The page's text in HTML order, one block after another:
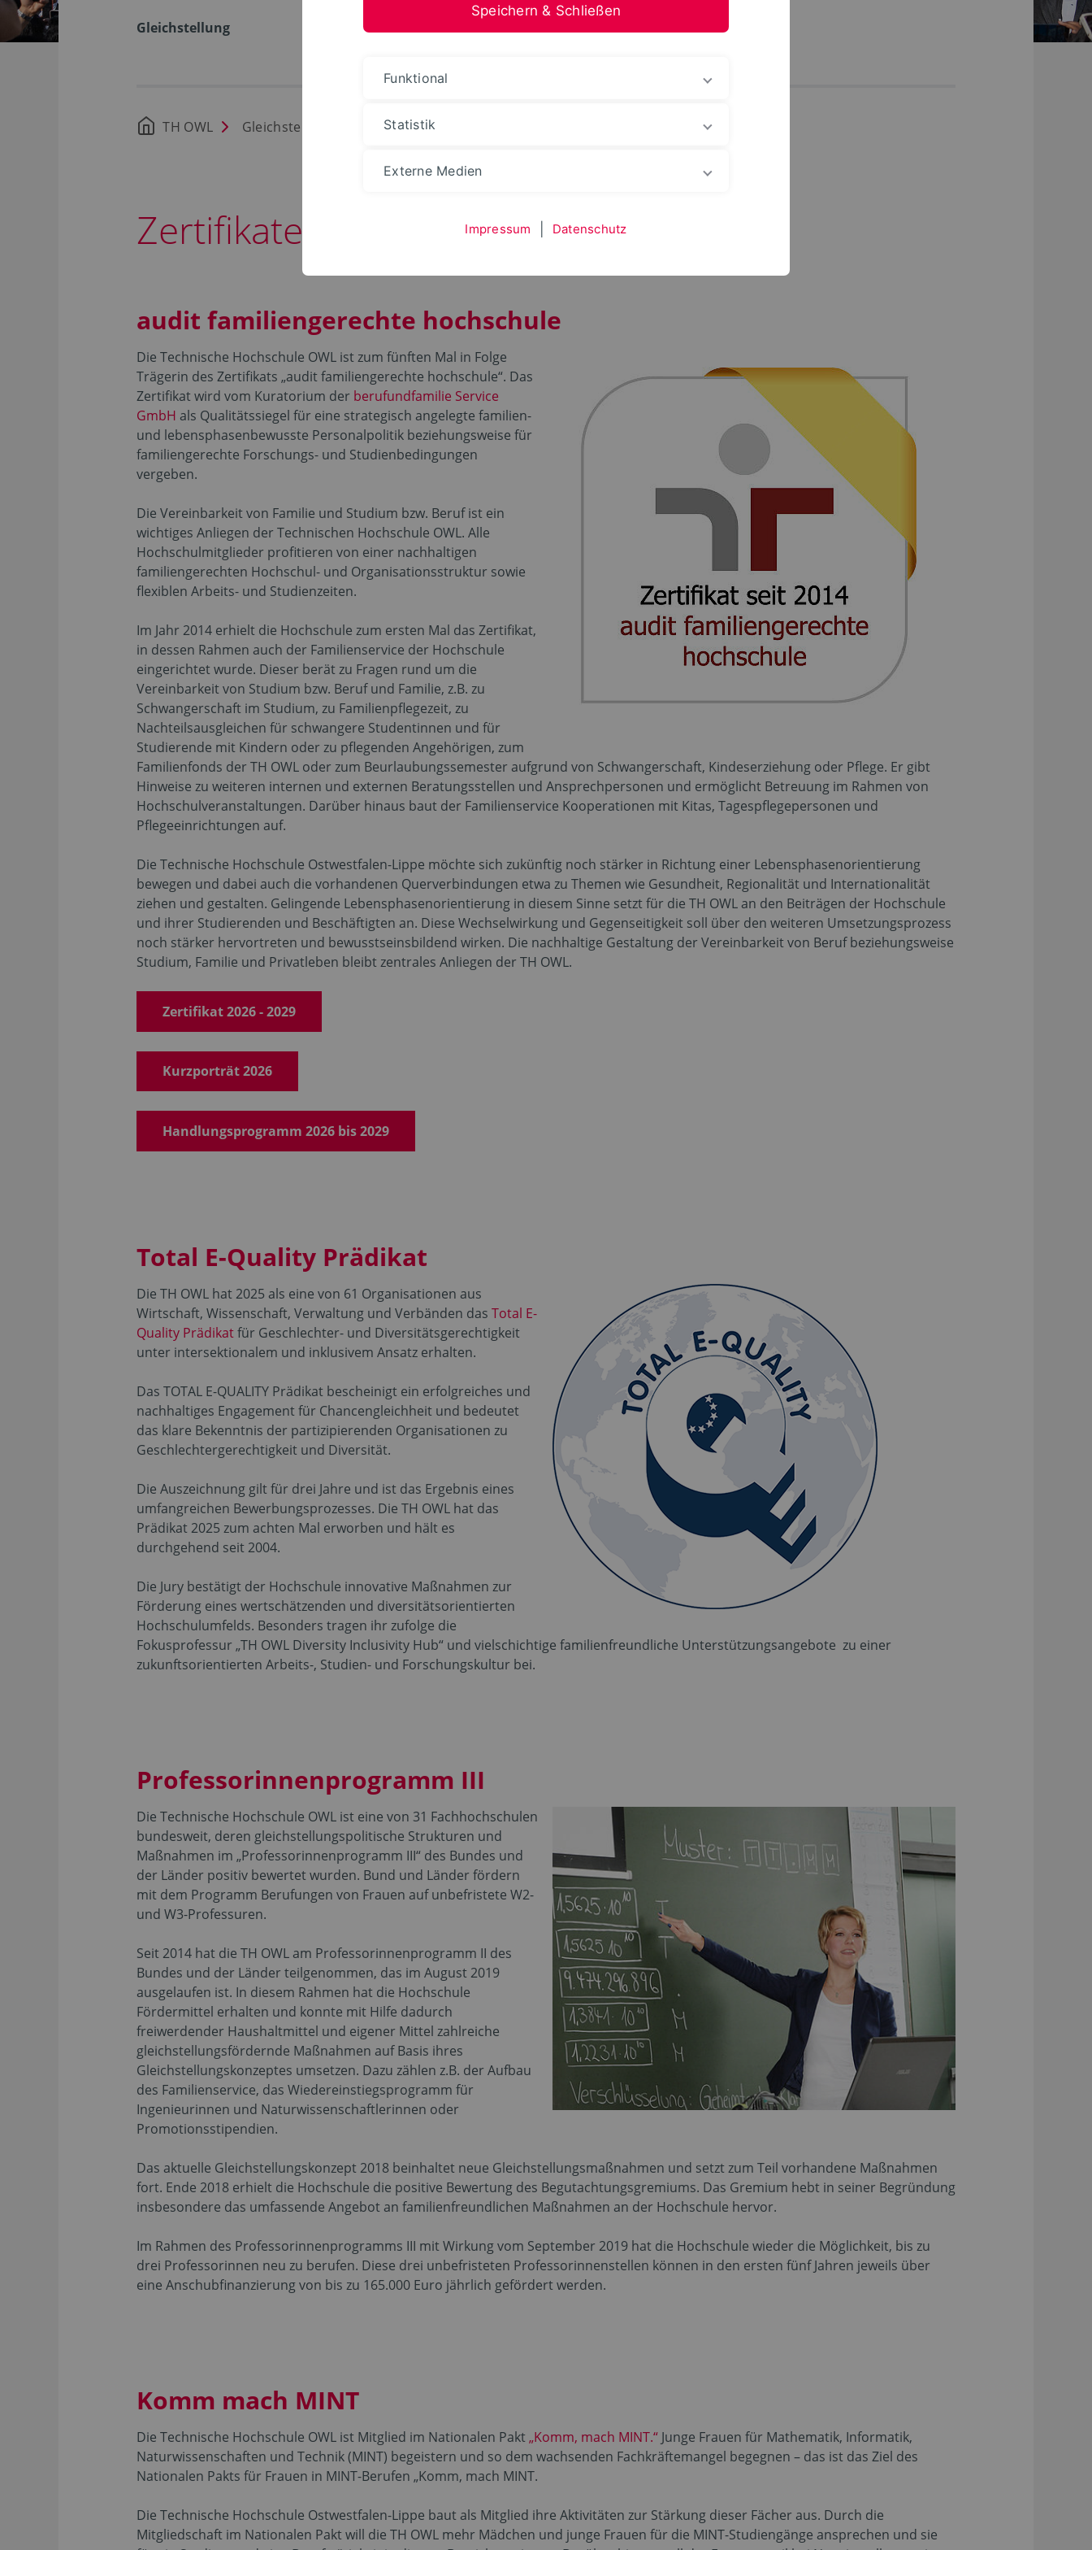
Gleichstellung
TH OWL Gleichstellung Zertifikate und Kooperationen
Zertifikate und Kooperationen
audit familiengerechte hochschule
Die Technische Hochschule OWL ist zum fünften Mal in Folge
Trägerin des Zertifikats „audit familiengerechte hochschule“. Das
Zertifikat wird vom Kuratorium der berufundfamilie Service
GmbH als Qualitätssiegel für eine strategisch angelegte familien-
und lebensphasenbewusste Personalpolitik beziehungsweise für
familiengerechte Forschungs- und Studienbedingungen
vergeben.
Die Vereinbarkeit von Familie und Studium bzw. Beruf ist ein
wichtiges Anliegen der Technischen Hochschule OWL. Alle
Hochschulmitglieder profitieren von einer nachhaltigen
familiengerechten Hochschul- und Organisationsstruktur sowie
flexiblen Arbeits- und Studienzeiten.
Im Jahr 2014 erhielt die Hochschule zum ersten Mal das Zertifikat,
in dessen Rahmen auch der Familienservice der Hochschule
eingerichtet wurde. Dieser berät zu Fragen rund um die
Vereinbarkeit von Studium bzw. Beruf und Familie, z.B. zu
Schwangerschaft im Studium, zu Familienpflegezeit, zu
Nachteilsausgleichen für schwangere Studentinnen und für
Studierende mit Kindern oder zu pflegenden Angehörigen, zum
Familienfonds der TH OWL oder zum Beurlaubungssemester aufgrund von Schwangerschaft, Kindeserziehung oder Pflege. Er gibt
Hinweise zu weiteren internen und externen Beratungsstellen und Ansprechpersonen und ermöglicht Betreuung im Rahmen von
Hochschulveranstaltungen. Darüber hinaus baut der Familienservice Kooperationen mit Kitas, Tagespflegepersonen und
Pflegeeinrichtungen auf.
Die Technische Hochschule Ostwestfalen-Lippe möchte sich zukünftig noch stärker in Richtung einer Lebensphasenorientierung
bewegen und dabei auch die vorhandenen Querverbindungen etwa zu Themen wie Gesundheit, Regionalität und Internationalität
ziehen und gestalten. Gelingende Lebensphasenorientierung in diesem Sinne setzt für die TH OWL an den Beiträgen der Hochschule
und ihrer Studierenden und Beschäftigten an. Diese Wechselwirkung und Gegenseitigkeit soll über den weiteren Umsetzungsprozess
noch stärker hervortreten und bewusstseinsbildend wirken. Die nachhaltige Gestaltung der Vereinbarkeit von Beruf beziehungsweise
Studium, Familie und Privatleben bleibt zentrales Anliegen der TH OWL.
Zertifikat 2026 - 2029
Kurzporträt 2026
Handlungsprogramm 2026 bis 2029
Total E-Quality Prädikat
Die TH OWL hat 2025 als eine von 61 Organisationen aus
Wirtschaft, Wissenschaft, Verwaltung und Verbänden das Total E-
Quality Prädikatfür Geschlechter- und Diversitätsgerechtigkeit
unter intersektionalem und inklusivem Ansatz erhalten.
Das TOTAL E-QUALITY Prädikat bescheinigt ein erfolgreiches und
nachhaltiges Engagement für Chancengleichheit und bedeutet
das klare Bekenntnis der partizipierenden Organisationen zu
Geschlechtergerechtigkeit und Diversität.
Die Auszeichnung gilt für drei Jahre und ist das Ergebnis eines
umfangreichen Bewerbungsprozesses. Die TH OWL hat das
Prädikat 2025 zum achten Mal erworben und hält es
durchgehend seit 2004.
Die Jury bestätigt der Hochschule innovative Maßnahmen zur
Förderung eines wertschätzenden und diversitätsorientierten
Hochschulumfelds. Besonders tragen ihr zufolge die
Fokusprofessur „TH OWL Diversity Inclusivity Hub“ und vielschichtige familienfreundliche Unterstützungsangebote zu einer
zukunftsorientierten Arbeits-, Studien- und Forschungskultur bei.
Professorinnenprogramm III
Die Technische Hochschule OWL ist eine von 31 Fachhochschulen
bundesweit, deren gleichstellungspolitische Strukturen und
Maßnahmen im „Professorinnenprogramm III“ des Bundes und
der Länder positiv bewertet wurden. Bund und Länder fördern
mit dem Programm Berufungen von Frauen auf unbefristete W2-
und W3-Professuren.
Seit 2014 hat die TH OWL am Professorinnenprogramm II des
Bundes und der Länder teilgenommen, das im August 2019
ausgelaufen ist. In diesem Rahmen hat die Hochschule
Fördermittel erhalten und konnte mit Hilfe dadurch
freiwerdender Haushaltmittel und eigener Mittel zahlreiche
gleichstellungsfördernde Maßnahmen auf Basis ihres
Gleichstellungskonzeptes umsetzen. Dazu zählen z.B. der Aufbau
des Familienservice, das Wiedereinstiegsprogramm für
Ingenieurinnen und Naturwissenschaftlerinnen oder
Promotionsstipendien.
Das aktuelle Gleichstellungskonzept 2018 beinhaltet neue Gleichstellungsmaßnahmen und setzt zum Teil vorhandene Maßnahmen
fort. Ende 2018 erhielt die Hochschule die positive Bewertung des Begutachtungsgremiums. Das Gremium hebt in seiner Begründung
insbesondere das umfassende Angebot an familienfreundlichen Maßnahmen an der Hochschule hervor.
Im Rahmen des Professorinnenprogramms III mit Wirkung vom September 2019 hat die Hochschule wieder die Möglichkeit, bis zu
drei Professorinnen neu zu berufen. Diese drei unbefristeten Professorinnenstellen können in den ersten fünf Jahren jeweils über
eine Anschubfinanzierung von bis zu 165.000 Euro jährlich gefördert werden.
Komm mach MINT
Die Technische Hochschule OWL ist Mitglied im Nationalen Pakt„Komm, mach MINT.“ Junge Frauen für Mathematik, Informatik,
Naturwissenschaften und Technik (MINT) begeistern und so dem wachsenden Fachkräftemangel begegnen – das ist das Ziel des
Nationalen Pakts für Frauen in MINT-Berufen „Komm, mach MINT.
Die Technische Hochschule Ostwestfalen-Lippe baut als Mitglied ihre Aktivitäten zur Stärkung dieser Fächer aus. Durch die
Mitgliedschaft im Nationalen Pakt will die TH OWL mehr Mädchen und junge Frauen für die MINT-Studiengänge ansprechen und sie
Speichern & Schließen
Funktional
Statistik
Externe Medien
Impressum Datenschutz